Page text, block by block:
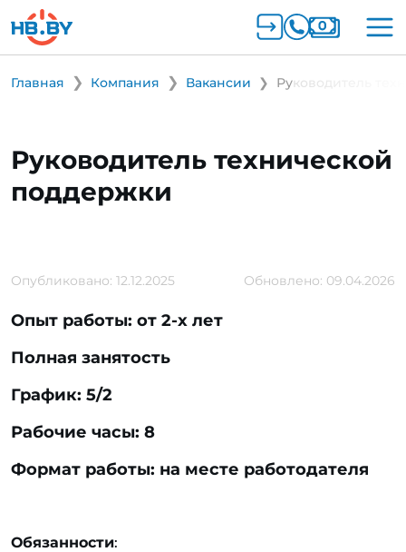
Главная Компания Вакансии Руководитель
Руководитель технической
поддержки
Опубликовано: 12.12.2025 Обновлено: 09.04.2026
Опыт работы: от 2-х лет
Полная занятость
График: 5/2
Рабочие часы: 8
Формат работы: на месте работодателя
Обязанности: